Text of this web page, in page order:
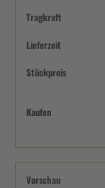
Tragkraft
Lieferzeit
Stückpreis
Kaufen
Vorschau